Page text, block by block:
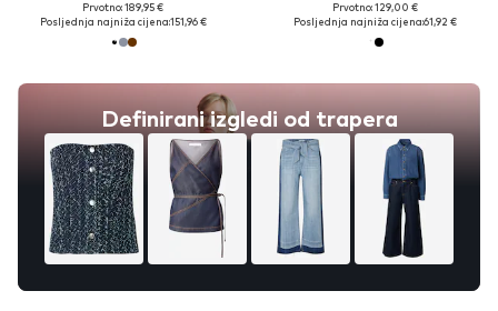
Prvotno: 189,95 €
Posljednja najniža cijena:151,96 €
Definirani izgledi od trapera
Prvotno: 129,00 €
Posljednja najniža cijena:61,92 €